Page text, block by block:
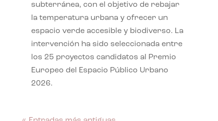
subterránea, con el objetivo de rebajar
la temperatura urbana y ofrecer un
espacio verde accesible y biodiverso. La
intervención ha sido seleccionada entre
los 25 proyectos candidatos al Premio
Europeo del Espacio Público Urbano
2026.